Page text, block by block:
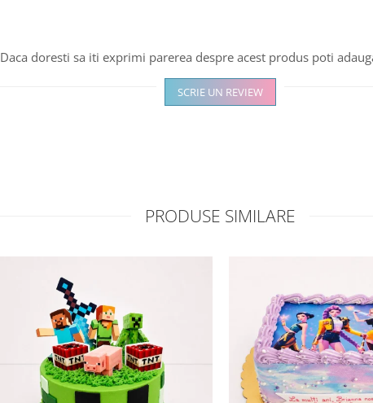
Daca doresti sa iti exprimi parerea despre acest produs poti
SCRIE UN REVIEW
PRODUSE SIMILARE